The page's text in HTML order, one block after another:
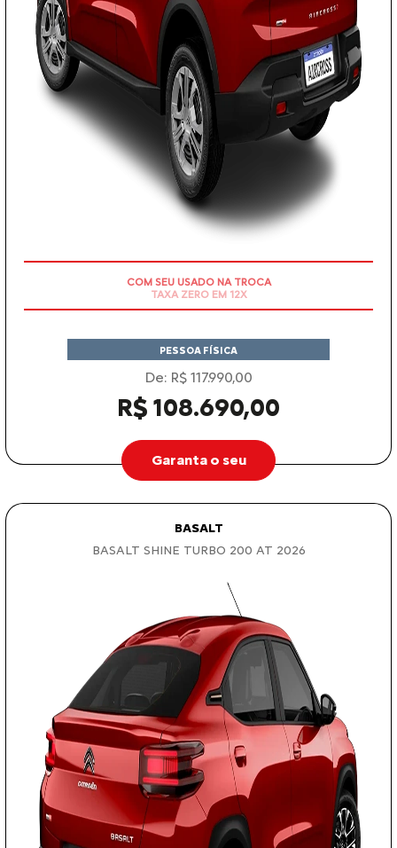
COM SEU USADO NA TROCA
PESSOA FÍSICA
De: R$ 117.990,00
R$ 108.690,00
Garanta o seu
BASALT
BASALT SHINE TURBO 200 AT 2026